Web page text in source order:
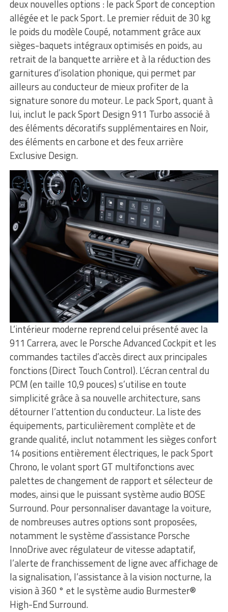
deux nouvelles options : le pack Sport de conception
allégée et le pack Sport. Le premier réduit de 30 kg
le poids du modèle Coupé, notamment grâce aux
sièges-baquets intégraux optimisés en poids, au
retrait de la banquette arrière et à la réduction des
garnitures d’isolation phonique, qui permet par
ailleurs au conducteur de mieux profiter de la
signature sonore du moteur. Le pack Sport, quant à
lui, inclut le pack Sport Design 911 Turbo associé à
des éléments décoratifs supplémentaires en Noir,
des éléments en carbone et des feux arrière
Exclusive Design.
L’intérieur moderne reprend celui présenté avec la
911 Carrera, avec le Porsche Advanced Cockpit et les
commandes tactiles d’accès direct aux principales
fonctions (Direct Touch Control). L’écran central du
PCM (en taille 10,9 pouces) s’utilise en toute
simplicité grâce à sa nouvelle architecture, sans
détourner l’attention du conducteur. La liste des
équipements, particulièrement complète et de
grande qualité, inclut notamment les sièges confort
14 positions entièrement électriques, le pack Sport
Chrono, le volant sport GT multifonctions avec
palettes de changement de rapport et sélecteur de
modes, ainsi que le puissant système audio BOSE
Surround. Pour personnaliser davantage la voiture,
de nombreuses autres options sont proposées,
notamment le système d’assistance Porsche
InnoDrive avec régulateur de vitesse adaptatif,
l’alerte de franchissement de ligne avec affichage de
la signalisation, l’assistance à la vision nocturne, la
vision à 360 ° et le système audio Burmester®
High-End Surround.